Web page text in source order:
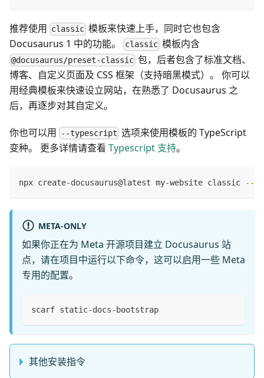
推荐使用 classic 模板来快速上手，同时它也包含
Docusaurus 1 中的功能。
classic 模板内含
@docusaurus/preset-classic 包，后者包含了标准文档、
博客、自定义页面及 CSS 框架（支持暗黑模式）。 你可以
用经典模板来快速设立网站，在熟悉了 Docusaurus 之
后，再逐步对其自定义。
你也可以用 --typescript 选项来使用模板的 TypeScript
变种。 更多详情请查看 Typescript 支持。
npx create-docusaurus@latest my-website classic --
META-ONLY
如果你正在为 Meta 开源项目建立 Docusaurus 站
点，请在项目中运行以下命令，这可以启用一些 Meta
专用的配置。
scarf static-docs-bootstrap
其他安装指令